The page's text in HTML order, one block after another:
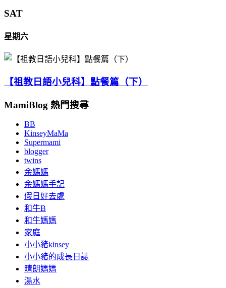
SAT
星期六
【祖教日語小兒科】點餐篇（下）
MamiBlog 熱門搜尋
BB
KinseyMaMa
Supermami
blogger
twins
余媽媽
余媽媽手記
假日好去處
和牛B
和牛媽媽
家庭
小小豬kinsey
小小豬的成長日誌
晴朗媽媽
湯水